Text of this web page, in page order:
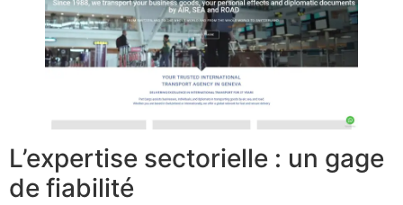
L’expertise sectorielle : un gage
de fiabilité